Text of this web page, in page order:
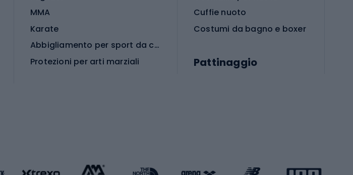
MMA
Karate
Abbigliamento per sport da combattimento
Protezioni per arti marziali
Yoga
Cuffie nuoto
Costumi da bagno e boxer
Pattinaggio
Caschi da pattinaggio